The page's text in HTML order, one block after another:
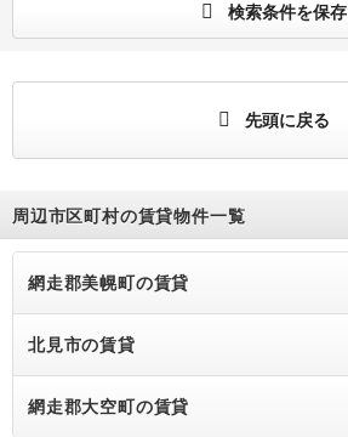
検索条件を保存
先頭に戻る
周辺市区町村の賃貸物件一覧
網走郡美幌町の賃貸
北見市の賃貸
網走郡大空町の賃貸